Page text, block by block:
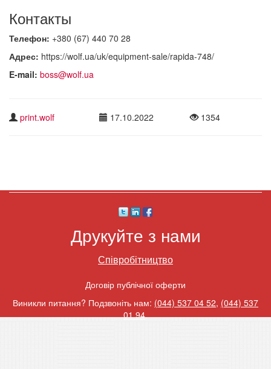
Контакты
Телефон: +380 (67) 440 70 28
Адрес: https://wolf.ua/uk/equipment-sale/rapida-748/
E-mail: boss@wolf.ua
print.wolf 17.10.2022 1354
Друкуйте з нами
Співробітництво
Договір публічної оферти
Виникли питання? Подзвоніть нам: (044) 537 04 52, (044) 537
01 94.